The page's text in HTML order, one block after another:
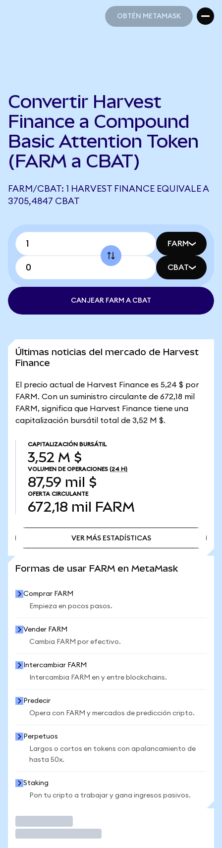
OBTÉN METAMASK
Convertir Harvest
Finance a Compound
Basic Attention Token
(FARM a CBAT)
FARM/CBAT: 1 HARVEST FINANCE EQUIVALE A
3705,4847 CBAT
FARM
CBAT
CANJEAR FARM A CBAT
Últimas noticias del mercado de Harvest
Finance
El precio actual de Harvest Finance es 5,24 $ por
FARM. Con un suministro circulante de 672,18 mil
FARM, significa que Harvest Finance tiene una
capitalización bursátil total de 3,52 M $.
CAPITALIZACIÓN BURSÁTIL
3,52 M $
VOLUMEN DE OPERACIONES (24 H)
87,59 mil $
OFERTA CIRCULANTE
672,18 mil FARM
VER MÁS ESTADÍSTICAS
Formas de usar FARM en MetaMask
Comprar FARM
Empieza en pocos pasos.
Vender FARM
Cambia FARM por efectivo.
Intercambiar FARM
Intercambia FARM en y entre blockchains.
Predecir
Opera con FARM y mercados de predicción cripto.
Perpetuos
Largos o cortos en tokens con apalancamiento de
hasta 50x.
Staking
Pon tu cripto a trabajar y gana ingresos pasivos.